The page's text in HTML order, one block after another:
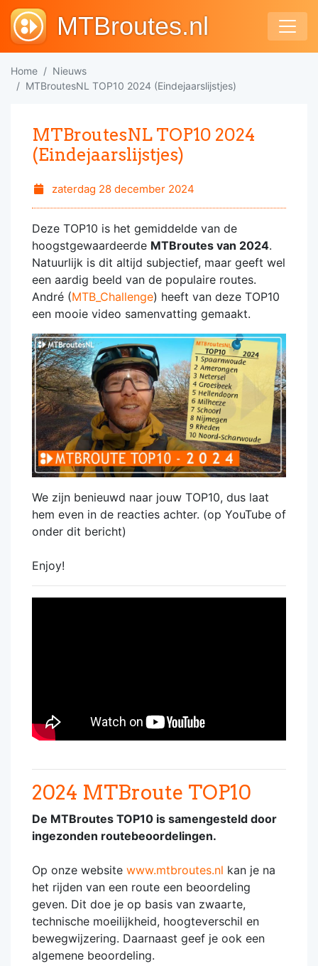
MTBroutes.nl
Home
Nieuws
MTBroutesNL TOP10 2024 (Eindejaarslijstjes)
MTBroutesNL TOP10 2024
(Eindejaarslijstjes)
zaterdag 28 december 2024
Deze TOP10 is het gemiddelde van de
hoogstgewaardeerde MTBroutes van 2024.
Natuurlijk is dit altijd subjectief, maar geeft wel
een aardig beeld van de populaire routes.
André (MTB_Challenge) heeft van deze TOP10
een mooie video samenvatting gemaakt.
We zijn benieuwd naar jouw TOP10, dus laat
hem even in de reacties achter. (op YouTube of
onder dit bericht)
Enjoy!
2024 MTBroute TOP10
De MTBroutes TOP10 is samengesteld door
ingezonden routebeoordelingen.
Op onze website www.mtbroutes.nl kan je na
het rijden van een route een beoordeling
geven. Dit doe je op basis van zwaarte,
technische moeilijkheid, hoogteverschil en
bewegwijzering. Daarnaast geef je ook een
algemene beoordeling.